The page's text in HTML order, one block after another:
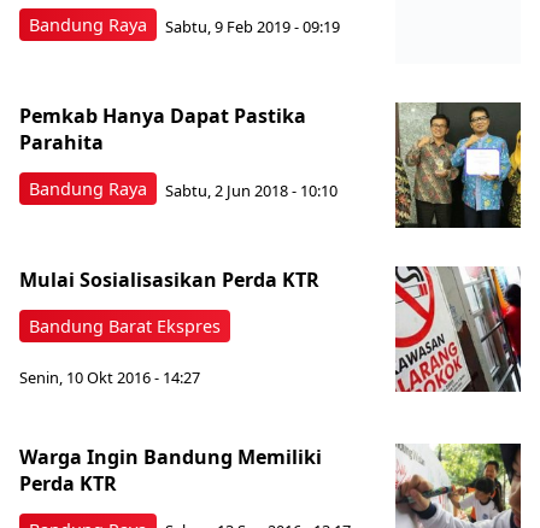
Bandung Raya Sabtu, 9 Feb 2019 - 09:19
Bandung Raya
Pemkab Hanya Dapat Pastika
Parahita
Sabtu, 2 Jun 2018 - 10:10
Bandung Barat Ekspres
Mulai Sosialisasikan Perda KTR
Senin, 10 Okt 2016 - 14:27
Warga Ingin Bandung Memiliki
Perda KTR